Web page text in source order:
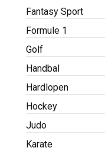
Fantasy Sport
Formule 1
Golf
Handbal
Hardlopen
Hockey
Judo
Karate